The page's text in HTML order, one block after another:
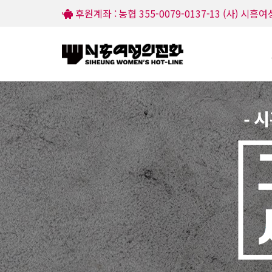
후원계좌 : 농협 355-0079-0137-13 (사) 시흥여